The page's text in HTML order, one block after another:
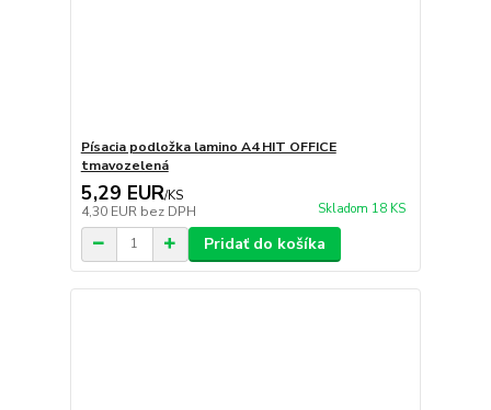
Písacia podložka lamino A4 HIT OFFICE
tmavozelená
5,29 EUR/KS
4,30 EUR bez DPH Skladom 18 KS
Pridať do košíka